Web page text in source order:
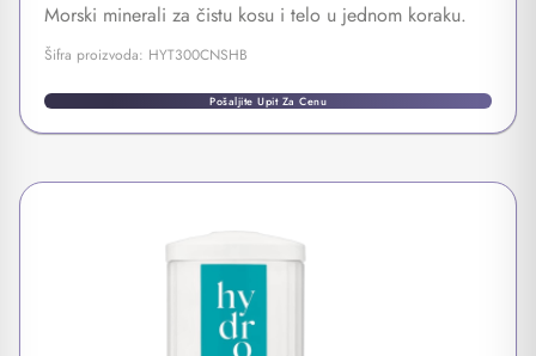
Morski minerali za čistu kosu i telo u jednom koraku.
Šifra proizvoda: HYT300CNSHB
Pošaljite Upit Za Cenu